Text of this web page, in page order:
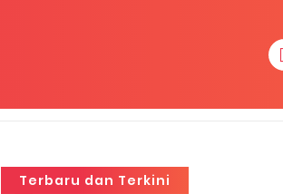
Terbaru dan Terkini